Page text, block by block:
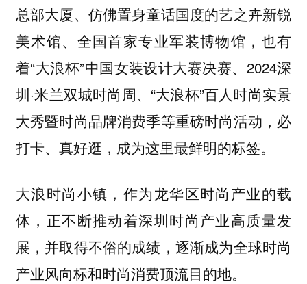
总部大厦、仿佛置身童话国度的艺之卉新锐
美术馆、全国首家专业军装博物馆，也有
着“大浪杯”中国女装设计大赛决赛、2024深
圳·米兰双城时尚周、“大浪杯”百人时尚实景
大秀暨时尚品牌消费季等重磅时尚活动，必
打卡、真好逛，成为这里最鲜明的标签。
大浪时尚小镇，作为龙华区时尚产业的载
体，正不断推动着深圳时尚产业高质量发
展，并取得不俗的成绩，逐渐成为全球时尚
产业风向标和时尚消费顶流目的地。